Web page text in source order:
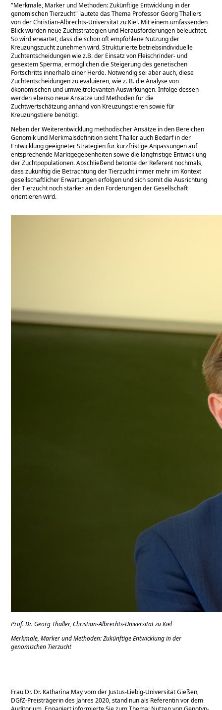
Merkmale, Marker und Methoden: Zukünftige Entwicklung in der
genomischen Tierzucht lautete das Thema Professor Georg Thallers
von der Christian-Albrechts-Universität zu Kiel. Mit einem umfassenden
Blick wurden neue Zuchtstrategien und Herausforderungen beleuchtet.
So wird erwartet, dass die schon oft empfohlene Nutzung der
Kreuzungszucht zunehmen wird. Strukturierte betriebsindividuelle
Zuchtentscheidungen wie z.B. der Einsatz von Fleischrinder- und
gesextem Sperma, ermöglichen die Steigerung des genetischen
Fortschritts innerhalb einer Herde. Notwendig sei aber auch, diese
Zuchtentscheidungen zu evaluieren, wie z. B. die Analyse von
ökonomischen und umweltrelevanten Auswirkungen. Infolge dessen
werden ebenso neue Ansätze und Methoden für die
Zuchtwertschätzung anhand von Kreuzungstieren sowie für
Kreuzungstiere benötigt.
Neben der Weiterentwicklung methodischer Ansätze in den Bereichen
Genomik und Merkmalsdefinition sieht Thaller auch Bedarf in der
Entwicklung geeigneter Strategien für kurzfristige Anpassungen auf
entsprechende Marktgegebenheiten sowie die langfristige Entwicklung
der Zuchtpopulationen. Abschließend betonte der Referent nochmals,
dass zukünftig die Betrachtung der Tierzucht immer mehr im Kontext
gesellschaftlicher Erwartungen erfolgen und sich somit die Ausrichtung
der Tierzucht noch stärker an den Forderungen der Gesellschaft
orientieren wird.
Prof. Dr. Georg Thaller, Christian-Albrechts-Universität zu Kiel
Merkmale, Marker und Methoden: Zukünftige Entwicklung in der
genomischen Tierzucht
Frau Dr. Dr. Katharina May vom der Justus-Liebig-Universität Gießen,
DGfZ-Preisträgerin des Jahres 2020, stand nun als Referentin vor dem